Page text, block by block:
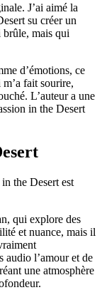
J’ai aimé la
su créer un
brûle, mais qui
d’émotions, ce
fait sourire,
L’auteur a une
in the Desert
the Desert est
qui explore des
et nuance, mais il
audio l’amour et de
une atmosphère